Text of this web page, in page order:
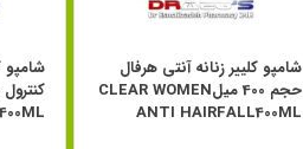
شامپو
شامپو کلییر زنانه آنتی هرفال
حجم 400 میلCLEAR WOMEN
ANTI HAIRFALL400ML